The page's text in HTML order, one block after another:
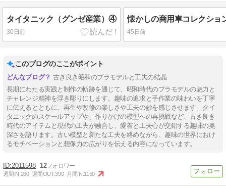
タイタニック（グンゼ産業）④
30日前
懐かしの商用車コレクショ
45日前
このブログのここがポイント
古き良き昭和のプラモデルと工夫の結晶
長期にわたる実践と制作の軌跡を通じて、昭和時代のプラモデルの魅力と
チャレンジ精神を浮き彫りにします。趣味の追求と手作業の味わいを丁寧
に伝えるとともに、再生や改修の楽しさや工夫の妙を感じさせます。タイ
タニックのスケールアップや、作りかけの模型への再挑戦など、古き良き
時代のアイテムと現代の工夫が融合し、愛着と工夫心が交錯する趣味の奥
深さを語ります。古い模型と新たな工夫を絡めながら、趣味の世界におけ
るモチベーションと想像力の広がりを伝える内容になっています。
2011598 12
週間IN:260 週間OUT:390 月間IN:1150